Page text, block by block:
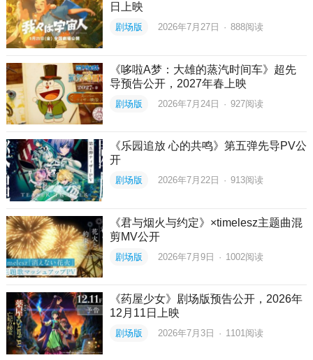
日上映
剧场版 2026年7月27日 · 888阅读
《哆啦A梦：大雄的蒸汽时间车》超先
导预告公开，2027年春上映
剧场版 2026年7月24日 · 927阅读
《乐园追放 心的共鸣》第五弹先导PV公
开
剧场版 2026年7月22日 · 913阅读
《君与烟火与约定》×timelesz主题曲混
剪MV公开
剧场版 2026年7月9日 · 1002阅读
《药屋少女》剧场版预告公开，2026年
12月11日上映
剧场版 2026年7月3日 · 1101阅读